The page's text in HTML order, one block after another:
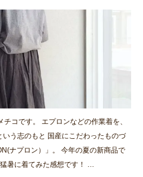
コです。 エプロンなどの作業着を、
う志のもと 国産にこだわったものづ
ナプロン）」。 今年の夏の新商品で
暑に着てみた感想です！ …